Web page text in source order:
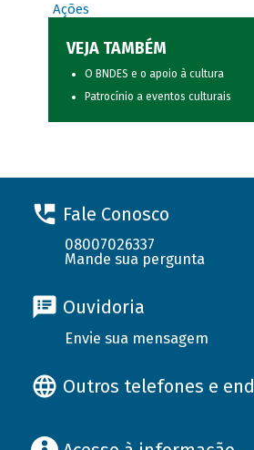
Ações
VEJA TAMBÉM
O BNDES e o apoio à cultura
Patrocínio a eventos culturais
Fale Conosco
08007026337
Mande sua pergunta
Ouvidoria
Envie sua mensagem
Outros telefones e